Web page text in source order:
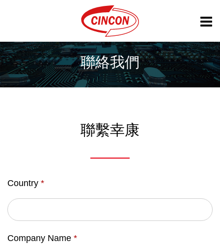
聯絡我們
聯繫幸康
Country *
Company Name *